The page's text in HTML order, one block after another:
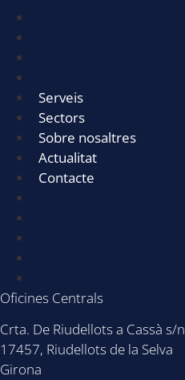
Serveis
Sectors
Sobre nosaltres
Actualitat
Contacte
Oficines Centrals
Crta. De Riudellots a Cassà s/n
17457, Riudellots de la Selva
Girona